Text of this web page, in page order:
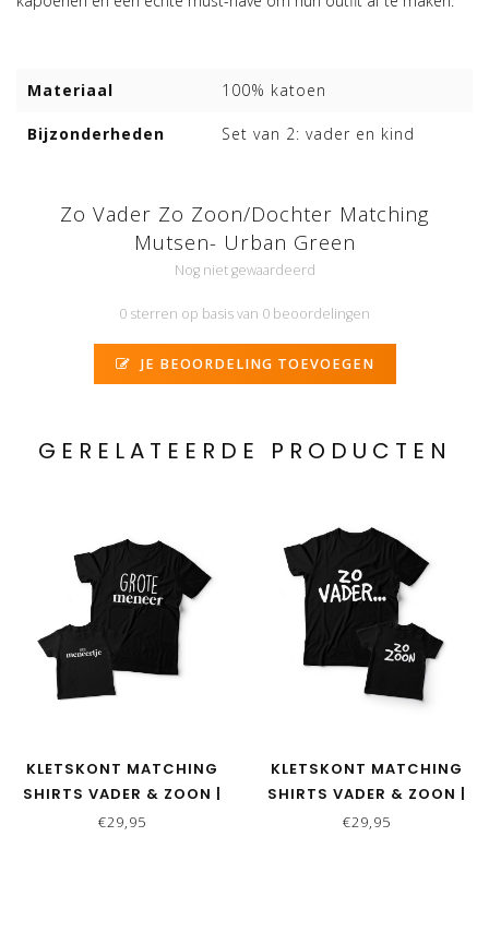
Materiaal 100% katoen
Bijzonderheden Set van 2: vader en kind
Zo Vader Zo Zoon/Dochter Matching
Mutsen- Urban Green
Nog niet gewaardeerd
0 sterren op basis van 0 beoordelingen
JE BEOORDELING TOEVOEGEN
GERELATEERDE PRODUCTEN
KLETSKONT MATCHING
SHIRTS VADER & ZOON |
KLEIN MENEERTJE
€29,95
KLETSKONT MATCHING
SHIRTS VADER & ZOON |
ZO VADER ZO ZOON
€29,95